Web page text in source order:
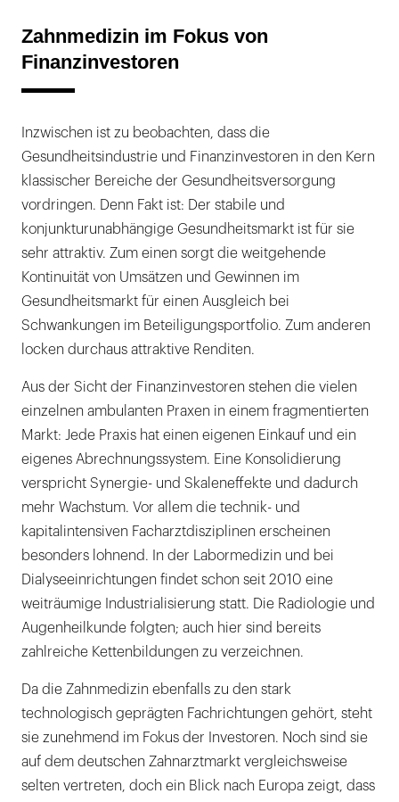
Zahnmedizin im Fokus von
Finanzinvestoren
Inzwischen ist zu beobachten, dass die
Gesundheitsindustrie und Finanzinvestoren in den Kern
klassischer Bereiche der Gesundheitsversorgung
vordringen. Denn Fakt ist: Der stabile und
konjunkturunabhängige Gesundheitsmarkt ist für sie
sehr attraktiv. Zum einen sorgt die weitgehende
Kontinuität von Umsätzen und Gewinnen im
Gesundheitsmarkt für einen Ausgleich bei
Schwankungen im Beteiligungsportfolio. Zum anderen
locken durchaus attraktive Renditen.
Aus der Sicht der Finanzinvestoren stehen die vielen
einzelnen ambulanten Praxen in einem fragmentierten
Markt: Jede Praxis hat einen eigenen Einkauf und ein
eigenes Abrechnungssystem. Eine Konsolidierung
verspricht Synergie- und Skaleneffekte und dadurch
mehr Wachstum. Vor allem die technik- und
kapitalintensiven Facharztdisziplinen erscheinen
besonders lohnend. In der Labormedizin und bei
Dialyseeinrichtungen findet schon seit 2010 eine
weiträumige Industrialisierung statt. Die Radiologie und
Augenheilkunde folgten; auch hier sind bereits
zahlreiche Kettenbildungen zu verzeichnen.
Da die Zahnmedizin ebenfalls zu den stark
technologisch geprägten Fachrichtungen gehört, steht
sie zunehmend im Fokus der Investoren. Noch sind sie
auf dem deutschen Zahnarztmarkt vergleichsweise
selten vertreten, doch ein Blick nach Europa zeigt, dass